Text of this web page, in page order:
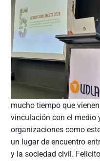
mucho tiempo que
vinculación con el medio
organizaciones como
un lugar de encuentro
y la sociedad civil.